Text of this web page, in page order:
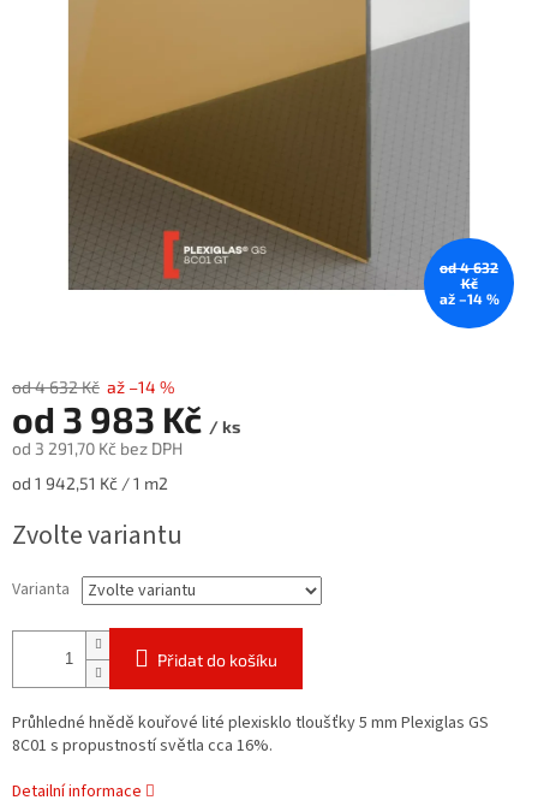
od 4 632
Kč
až –14 %
od 4 632 Kč až –14 %
od 3 983 Kč / ks
od 3 291,70 Kč bez DPH
Měrná
od 1 942,51 Kč / 1 m2
Zvolte variantu
Varianta
Přidat do košíku
Průhledné hnědě kouřové lité plexisklo tloušťky 5 mm Plexiglas GS
8C01 s propustností světla cca 16%.
Detailní informace